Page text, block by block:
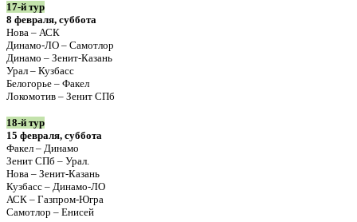
17-й тур
8 февраля, суббота
Нова – АСК
Динамо-ЛО – Самотлор
Динамо – Зенит-Казань
Урал – Кузбасс
Белогорье – Факел
Локомотив – Зенит СПб
18-й тур
15 февраля, суббота
Факел – Динамо
Зенит СПб – Урал.
Нова – Зенит-Казань
Кузбасс – Динамо-ЛО
АСК – Газпром-Югра
Самотлор – Енисей